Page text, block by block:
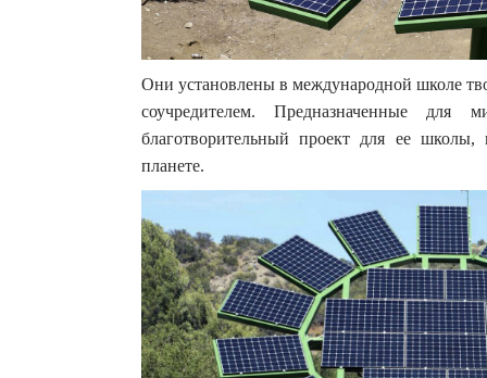
Они установлены в международной школе
соучредителем. Предназначенные
благотворительный проект для ее
планете.